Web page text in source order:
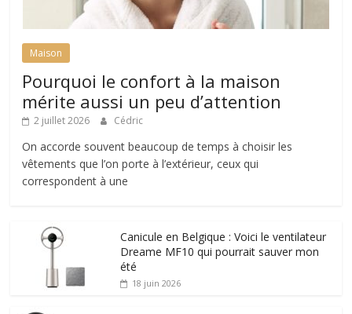
Maison
Pourquoi le confort à la maison
mérite aussi un peu d’attention
2 juillet 2026 Cédric
On accorde souvent beaucoup de temps à choisir les
vêtements que l’on porte à l’extérieur, ceux qui
correspondent à une
Canicule en Belgique : Voici le ventilateur
Dreame MF10 qui pourrait sauver mon
été
18 juin 2026